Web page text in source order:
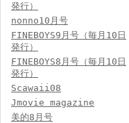
2024分バックナンバー
2023分バックナンバー
2022年分バックナンバー
2019年分バックナンバー
2018年分バックナンバー
2017年分バックナンバー
2016年分バックナンバー
2014年分バックナンバー
発行）
nonno10月号
FINEBOYS9月号（毎月10日
発行）
FINEBOYS8月号（毎月10日
発行）
Scawaii08
Jmovie magazine
美的8月号